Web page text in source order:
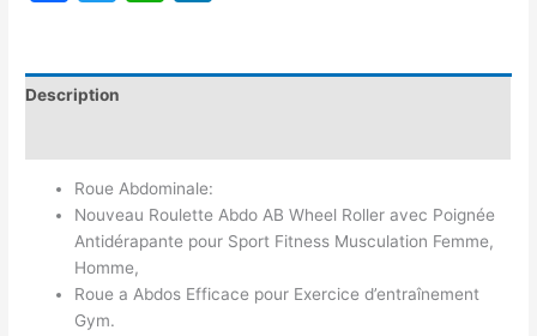
Description
Roue Abdominale:
Nouveau Roulette Abdo AB Wheel Roller avec Poignée
Antidérapante pour Sport Fitness Musculation Femme,
Homme,
Roue a Abdos Efficace pour Exercice d’entraînement
Gym.